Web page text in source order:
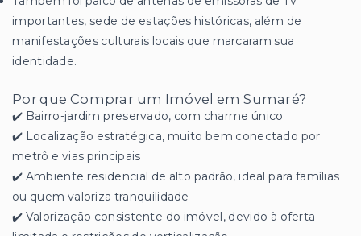
importantes, sede de estações históricas, além de
manifestações culturais locais que marcaram sua
identidade.
Por que Comprar um Imóvel em Sumaré?
✔️ Bairro-jardim preservado, com charme único
✔️ Localização estratégica, muito bem conectado por
metrô e vias principais
✔️ Ambiente residencial de alto padrão, ideal para famílias
ou quem valoriza tranquilidade
✔️ Valorização consistente do imóvel, devido à oferta